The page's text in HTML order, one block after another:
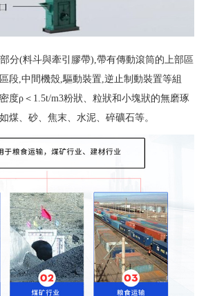
分(料斗與牽引膠帶),帶有傳動滾筒的上部區
段,中間機殼,驅動裝置,逆止制動裝置等組
度ρ＜1.5t/m3粉狀、粒狀和小塊狀的無磨琢
煤、砂、焦末、水泥、碎礦石等。